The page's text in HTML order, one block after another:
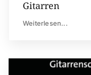
Gitarren
Weiterlesen...